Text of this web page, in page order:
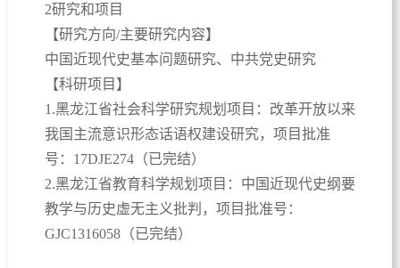
2研究和项目
【研究方向/主要研究内容】
中国近现代史基本问题研究、中共党史研究
【科研项目】
1.黑龙江省社会科学研究规划项目：改革开放以来
我国主流意识形态话语权建设研究，项目批准
号：17DJE274（已完结）
2.黑龙江省教育科学规划项目：中国近现代史纲要
教学与历史虚无主义批判，项目批准号：
GJC1316058（已完结）